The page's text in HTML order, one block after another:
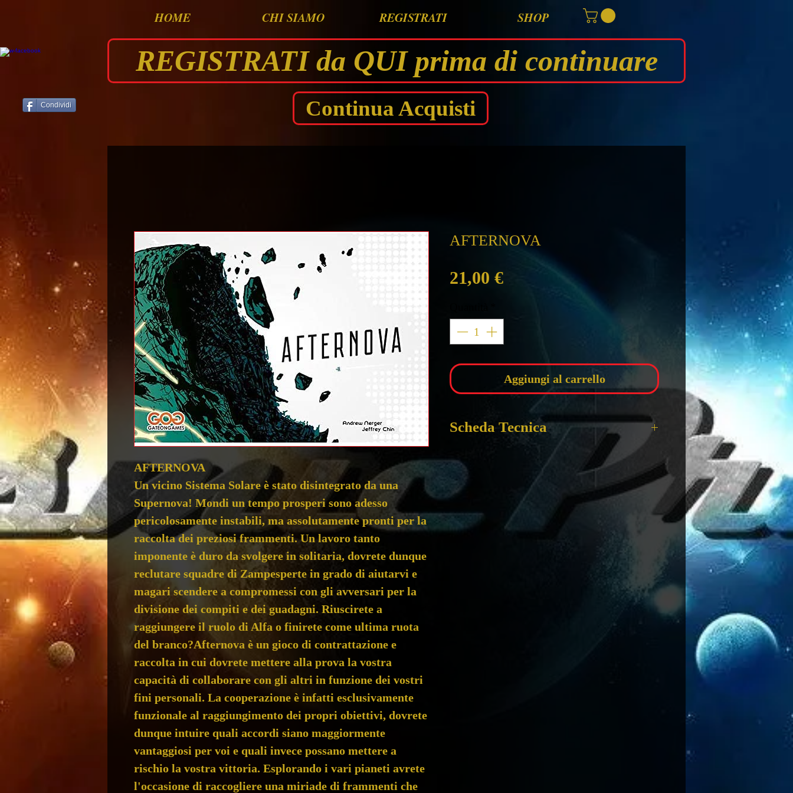
HOME CHI SIAMO REGISTRATI SHOP
REGISTRATI da QUI prima di continuare
Continua Acquisti
AFTERNOVA
Un vicino Sistema Solare è stato disintegrato da una
Supernova! Mondi un tempo prosperi sono adesso
pericolosamente instabili, ma assolutamente pronti per la
raccolta dei preziosi frammenti. Un lavoro tanto
imponente è duro da svolgere in solitaria, dovrete dunque
reclutare squadre di Zampesperte in grado di aiutarvi e
magari scendere a compromessi con gli avversari per la
divisione dei compiti e dei guadagni. Riuscirete a
raggiungere il ruolo di Alfa o finirete come ultima ruota
del branco?Afternova è un gioco di contrattazione e
raccolta in cui dovrete mettere alla prova la vostra
capacità di collaborare con gli altri in funzione dei vostri
fini personali. La cooperazione è infatti esclusivamente
funzionale al raggiungimento dei propri obiettivi, dovrete
dunque intuire quali accordi siano maggiormente
vantaggiosi per voi e quali invece possano mettere a
rischio la vostra vittoria. Esplorando i vari pianeti avrete
l'occasione di raccogliere una miriade di frammenti che
AFTERNOVA
21,00 €Prezzo
Aggiungi al carrello
Scheda Tecnica
3 - 6 GIOCATORI
DURATA 40 min CIRCA
ETA' CONSIGLIATA 12+
Condividi